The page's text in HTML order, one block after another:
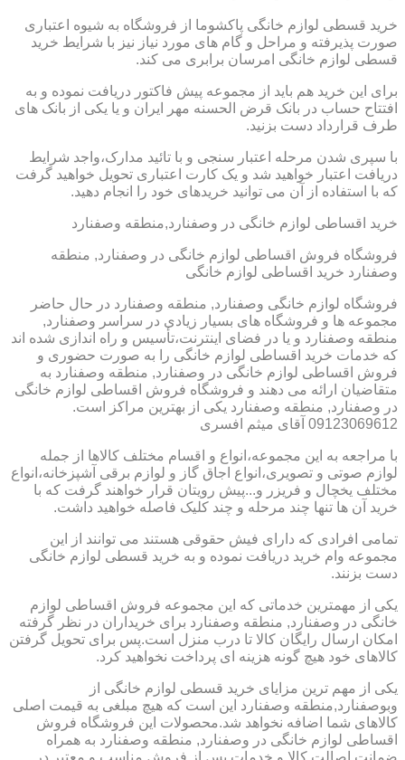
خرید قسطی لوازم خانگی پاکشوما از فروشگاه به شیوه اعتباری
صورت پذیرفته و مراحل و گام های مورد نیاز نیز با شرایط خرید
قسطی لوازم خانگی امرسان برابری می کند.
برای این خرید هم باید از مجموعه پیش فاکتور دریافت نموده و به
افتتاح حساب در بانک قرض الحسنه مهر ایران و یا یکی از بانک های
طرف قرارداد دست بزنید.
با سپری شدن مرحله اعتبار سنجی و با تائید مدارک،واجد شرایط
دریافت اعتبار خواهید شد و یک کارت اعتباری تحویل خواهید گرفت
که با استفاده از آن می توانید خریدهای خود را انجام دهید.
خرید اقساطی لوازم خانگی در وصفنارد,منطقه وصفنارد
فروشگاه فروش اقساطی لوازم خانگی در وصفنارد, منطقه
وصفنارد خرید اقساطی لوازم خانگی
فروشگاه لوازم خانگی وصفنارد, منطقه وصفنارد در حال حاضر
مجموعه ها و فروشگاه های بسیار زیادی در سراسر وصفنارد,
منطقه وصفنارد و یا در فضای اینترنت،تأسیس و راه اندازی شده اند
که خدمات خرید اقساطی لوازم خانگی را به صورت حضوری و
فروش اقساطی لوازم خانگی در وصفنارد, منطقه وصفنارد به
متقاضیان ارائه می دهند و فروشگاه فروش اقساطی لوازم خانگی
در وصفنارد, منطقه وصفنارد یکی از بهترین مراکز است.
09123069612 آقای میثم افسری
با مراجعه به این مجموعه،انواع و اقسام مختلف کالاها از جمله
لوازم صوتی و تصویری،انواع اجاق گاز و لوازم برقی آشپزخانه،انواع
مختلف یخچال و فریزر و...پیش رویتان قرار خواهند گرفت که با
خرید آن ها تنها چند مرحله و چند کلیک فاصله خواهید داشت.
تمامی افرادی که دارای فیش حقوقی هستند می توانند از این
مجموعه وام خرید دریافت نموده و به خرید قسطی لوازم خانگی
دست بزنند.
یکی از مهمترین خدماتی که این مجموعه فروش اقساطی لوازم
خانگی در وصفنارد, منطقه وصفنارد برای خریداران در نظر گرفته
امکان ارسال رایگان کالا تا درب منزل است.پس برای تحویل گرفتن
کالاهای خود هیچ گونه هزینه ای پرداخت نخواهید کرد.
یکی از مهم ترین مزایای خرید قسطی لوازم خانگی از
وبوصفنارد,منطقه وصفنارد این است که هیچ مبلغی به قیمت اصلی
کالاهای شما اضافه نخواهد شد.محصولات این فروشگاه فروش
اقساطی لوازم خانگی در وصفنارد, منطقه وصفنارد به همراه